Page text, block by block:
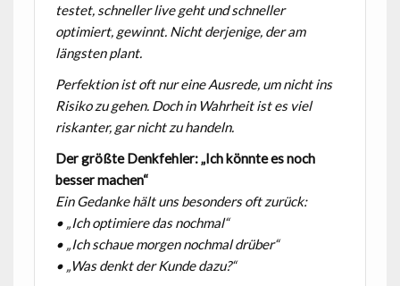
testet, schneller live geht und schneller
optimiert, gewinnt. Nicht derjenige, der am
längsten plant.
Perfektion ist oft nur eine Ausrede, um nicht ins
Risiko zu gehen. Doch in Wahrheit ist es viel
riskanter, gar nicht zu handeln.
Der größte Denkfehler: „Ich könnte es noch
besser machen“
Ein Gedanke hält uns besonders oft zurück:
• „Ich optimiere das nochmal“
• „Ich schaue morgen nochmal drüber“
• „Was denkt der Kunde dazu?“